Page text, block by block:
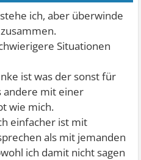
ich, aber überwinde
Situationen
ist was der sonst für
andere mit einer
wie mich.
einfacher ist mit
als mit jemanden
ich damit nicht sagen